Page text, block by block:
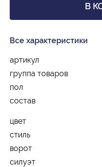
В
Все характеристики
артикул
группа товаров
пол
состав
цвет
стиль
ворот
силуэт